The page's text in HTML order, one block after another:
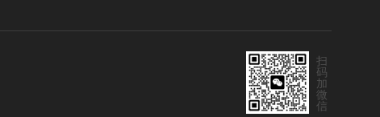
扫
码
加
微
信